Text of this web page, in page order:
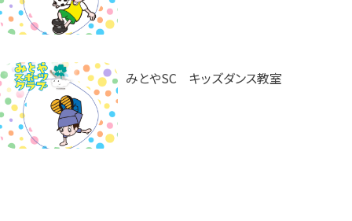
みとやSC キッズダンス教室